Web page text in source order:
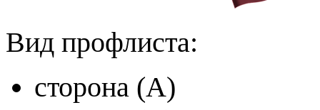
Вид профлиста:
сторона (A)